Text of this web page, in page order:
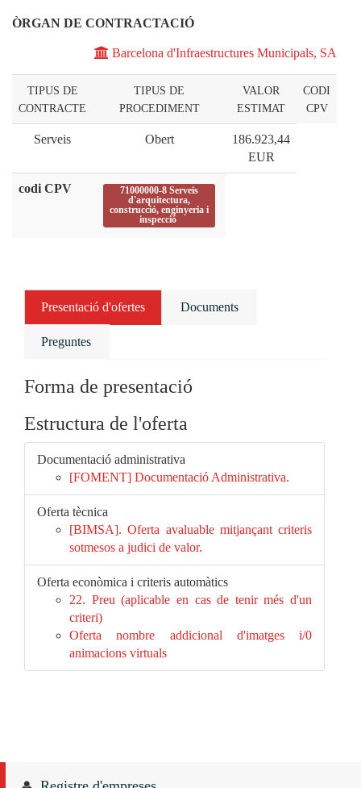
ÒRGAN DE CONTRACTACIÓ
Barcelona d'Infraestructures Municipals, SA
TIPUS DE
CONTRACTE
TIPUS DE
PROCEDIMENT
VALOR
ESTIMAT
CODI
CPV
Serveis Obert
186.923,44
EUR
codi CPV
71000000-8 Serveis
d'arquitectura,
construcció, enginyeria i
inspecció
Presentació d'ofertes Documents
Preguntes
Forma de presentació
Estructura de l'oferta
Documentació administrativa
[FOMENT] Documentació Administrativa.
Oferta tècnica
[BIMSA]. Oferta avaluable mitjançant criteris
sotmesos a judici de valor.
Oferta econòmica i criteris automàtics
22. Preu (aplicable en cas de tenir més d'un
criteri)
Oferta nombre addicional d'imatges i/0
animacions virtuals